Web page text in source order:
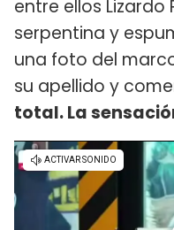
entre ellos Lizardo
serpentina y
una foto del
su apellido y
total. La